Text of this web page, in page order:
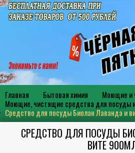
Главная Бытовая химия
Моющие и
Моющие, чистящие средства для посуды
Средство для посуды Биолан Лаванда и
СРЕДСТВО ДЛЯ ПОСУДЫ
ВИТЕ